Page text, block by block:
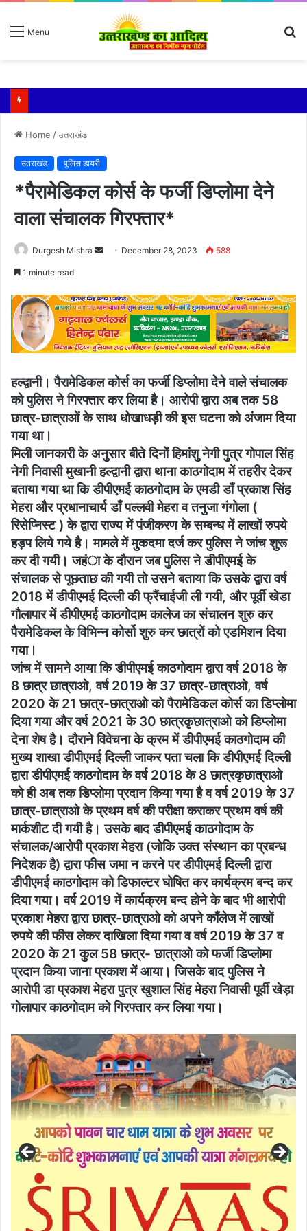
Menu
Home /उतराखंड
उतराखंड पुलिस डायरी
*पैरामेडिकल कोर्स के फर्जी डिप्लोमा देने
वाला संचालक गिरफ्तार*
Durgesh Mishra
Send December 28, 2023 588
1 minute read
हल्द्वानी। पैरामेडिकल कोर्स का फर्जी डिप्लोमा देेने वाले संचालक
को पुलिस ने गिरफ्तार कर लिया है। आरोपी द्वारा अब तक 58
छात्र-छात्राओं के साथ धोखाधड़ी की इस घटना को अंजाम दिया
गया था।
मिली जानकारी के अनुसार बीते दिनों हिमांशु नेगी पुत्र गोपाल सिंह
नेगी निवासी मुखानी हल्द्वानी द्वारा थाना काठगोदाम में तहरीर देकर
बताया गया था कि डीपीएमई काठगोदाम के एमडी डाँ प्रकाश सिंह
मेहरा और प्रधानाचार्य डाँ पल्लवी मेहरा व तनुजा गंगोला (
रिसेप्निस्ट ) के द्वारा राज्य में पंजीकरण के सम्बन्ध में लाखों रुपये
हड़प लिये गये है। मामले में मुकदमा दर्ज कर पुलिस ने जांच शुरू
कर दी गयी। जहंा के दौरान जब पुलिस ने डीपीएमई के
संचालक से पूछताछ की गयी तो उसने बताया कि उसके द्वारा वर्ष
2018 में डीपीएमई दिल्ली की फ्रैंचाईजी ली गयी, और पूर्वी खेडा
गौलापार में डीपीएमई काठगोदाम कालेज का संचालन शुरु कर
पैरामेडिकल के विभिन्न कोर्सो शुरु कर छात्रों को एडमिशन दिया
गया।
जांच में सामने आया कि डीपीएमई काठगोदाम द्वारा वर्ष 2018 के
8 छात्र छात्राओ, वर्ष 2019 के 37 छात्र-छात्राओ, वर्ष
2020 के 21 छात्र-छात्राओ को पैरामेडिकल कोर्स का डिप्लोमा
दिया गया और वर्ष 2021 के 30 छात्रकृछात्राओ को डिप्लोमा
देना शेष है। दौराने विवेचना के क्रम में डीपीएमई काठगोदाम की
मुख्य शाखा डीपीएमई दिल्ली जाकर पता चला कि डीपीएमई दिल्ली
द्वारा डीपीएमई काठगोदाम के वर्ष 2018 के 8 छात्रकृछात्राओ
को ही अब तक डिप्लोमा प्रदान किया गया है व वर्ष 2019 के 37
छात्र-छात्राओ के प्रथम वर्ष की परीक्षा कराकर प्रथम वर्ष की
मार्कशीट दी गयी है। उसके बाद डीपीएमई काठगोदाम के
संचालक/आरोपी प्रकाश मेहरा (जोकि उक्त संस्थान का प्रबन्ध
निदेशक है) द्वारा फीस जमा न करने पर डीपीएमई दिल्ली द्वारा
डीपीएमई काठगोदाम को डिफाल्टर घोषित कर कार्यक्रम बन्द कर
दिया गया। वर्ष 2019 में कार्यक्रम बन्द होने के बाद भी आरोपी
प्रकाश मेहरा द्वारा छात्र-छात्राओ को अपने काँलेज में लाखों
रुपये की फीस लेकर दाखिला दिया गया व वर्ष 2019 के 37 व
2020 के 21 कुल 58 छात्र- छात्राओ को फर्जी डिप्लोमा
प्रदान किया जाना प्रकाश में आया। जिसके बाद पुलिस ने
आरोपी डा प्रकाश मेहरा पुत्र खुशाल सिंह मेहरा निवासी पूर्वी खेड़ा
गोलापार काठगोदाम को गिरफ्तार कर लिया गया।